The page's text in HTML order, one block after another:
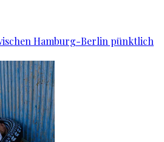
Hamburg-Berlin pünktlich